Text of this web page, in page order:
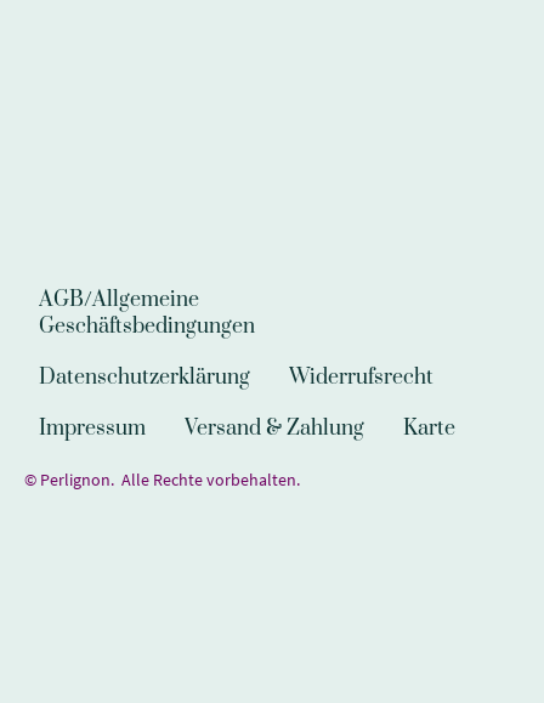
AGB/Allgemeine
Geschäftsbedingungen
Datenschutzerklärung
Widerrufsrecht
Impressum
Versand & Zahlung Karte
© Perlignon. Alle Rechte vorbehalten.